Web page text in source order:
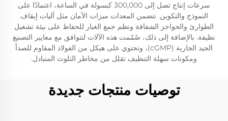
سرعات إنتاج تصل إلى 300,000 كبسولة في الساعة، اعتمادًا على
النموذج والتكوين. تتضمن المعدات ميزات الأمان مثل آليات إيقاف
الطوارئ والحواجز الشفافة ونظم جمع الغبار للحفاظ على بيئة تشغيل
نظيفة. بالإضافة إلى ذلك، صُمّمت هذه الآلات لتتوافق مع معايير التصنيع
الجيد الجارية (cGMP)، وتحتوي على هيكل من الفولاذ المقاوم للصدأ
ومكونات سهلة التنظيف تقلل من مخاطر التلوث المتبادل.
توصيات منتجات جديدة